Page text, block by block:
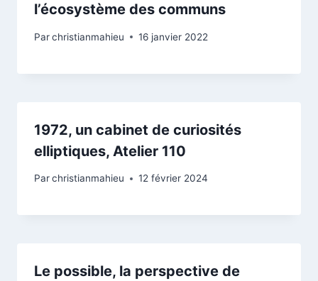
l’écosystème des communs
Parchristianmahieu 16 janvier 2022
1972, un cabinet de curiosités
elliptiques, Atelier 110
Parchristianmahieu 12 février 2024
Le possible, la perspective de